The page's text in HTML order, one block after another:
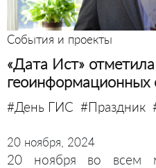
События и проекты
«Дата Ист»
геоинформационных
#День ГИС #Праздник
20 ноября, 2024
20 ноября во всем